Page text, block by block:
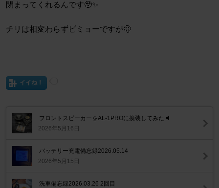
閉まってくれるんです🥹✨
チリは相変わらずビミョーですが🫢
イイね！
フロントスピーカーをAL-1PROに換装してみた🔈
2026年5月16日
バッテリー充電備忘録2026.05.14
2026年5月15日
洗車備忘録2026.03.26 2回目